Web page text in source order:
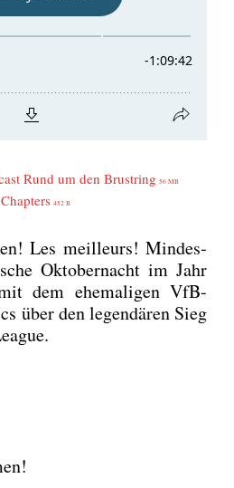
Rund um den Brust­ring 56 MB
452 B
Les meil­leurs! Min­des­
Okto­ber­nacht im Jahr
dem ehe­ma­li­gen VfB-
über den legen­dä­ren Sieg